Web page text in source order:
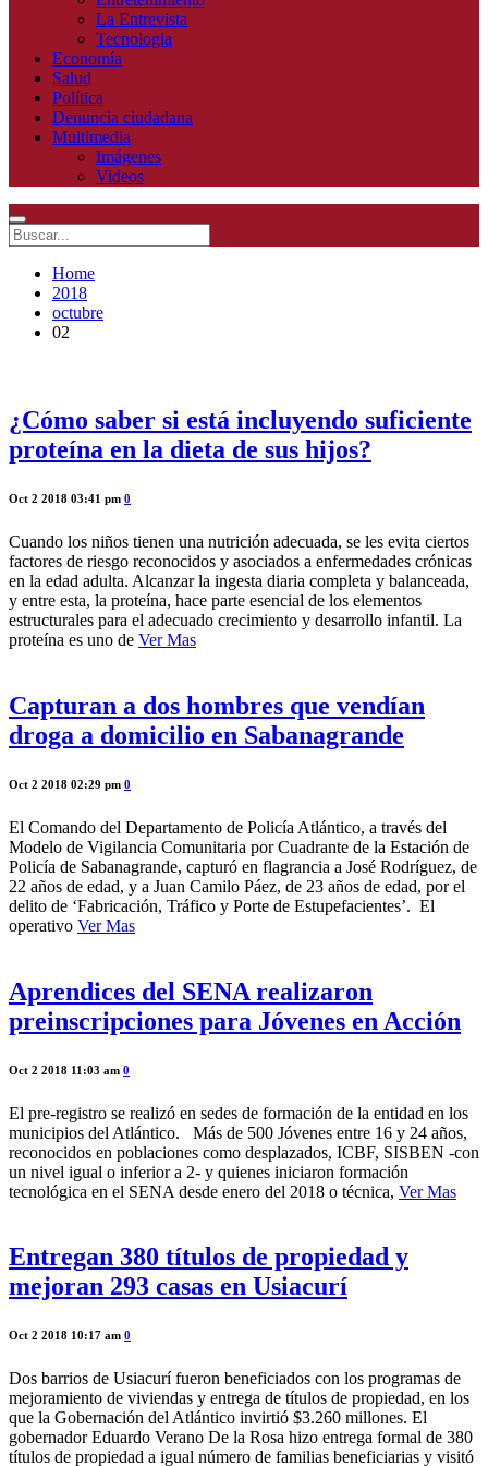
La Entrevista
Tecnologia
Economía
Salud
Política
Denuncia ciudadana
Multimedia
Imágenes
Videos
Home
2018
octubre
02
¿Cómo saber si está incluyendo suficiente
proteína en la dieta de sus hijos?
Oct 2 2018 03:41 pm 0
Cuando los niños tienen una nutrición adecuada, se les evita ciertos
factores de riesgo reconocidos y asociados a enfermedades crónicas
en la edad adulta. Alcanzar la ingesta diaria completa y balanceada,
y entre esta, la proteína, hace parte esencial de los elementos
estructurales para el adecuado crecimiento y desarrollo infantil. La
proteína es uno de Ver Mas
Capturan a dos hombres que vendían
droga a domicilio en Sabanagrande
Oct 2 2018 02:29 pm 0
El Comando del Departamento de Policía Atlántico, a través del
Modelo de Vigilancia Comunitaria por Cuadrante de la Estación de
Policía de Sabanagrande, capturó en flagrancia a José Rodríguez, de
22 años de edad, y a Juan Camilo Páez, de 23 años de edad, por el
delito de ‘Fabricación, Tráfico y Porte de Estupefacientes’. El
operativo Ver Mas
Aprendices del SENA realizaron
preinscripciones para Jóvenes en Acción
Oct 2 2018 11:03 am 0
El pre-registro se realizó en sedes de formación de la entidad en los
municipios del Atlántico. Más de 500 Jóvenes entre 16 y 24 años,
reconocidos en poblaciones como desplazados, ICBF, SISBEN -con
un nivel igual o inferior a 2- y quienes iniciaron formación
tecnológica en el SENA desde enero del 2018 o técnica, Ver Mas
Entregan 380 títulos de propiedad y
mejoran 293 casas en Usiacurí
Oct 2 2018 10:17 am 0
Dos barrios de Usiacurí fueron beneficiados con los programas de
mejoramiento de viviendas y entrega de títulos de propiedad, en los
que la Gobernación del Atlántico invirtió $3.260 millones. El
gobernador Eduardo Verano De la Rosa hizo entrega formal de 380
títulos de propiedad a igual número de familias beneficiarias y visitó